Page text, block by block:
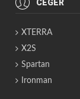
CÉGÉR
XTERRA
X2S
Spartan
Ironman